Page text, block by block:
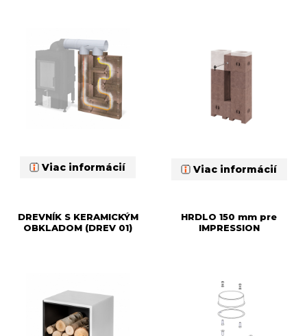
Viac informácií Viac informácií
DREVNÍK S KERAMICKÝM
OBKLADOM (DREV 01)
HRDLO 150 mm pre
IMPRESSION